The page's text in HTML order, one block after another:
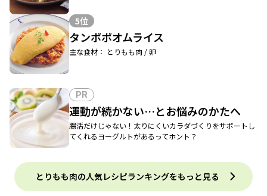
5位
タンポポオムライス
主な食材： とりもも肉 / 卵
PR
運動が続かない…とお悩みのかたへ
腸活だけじゃない！太りにくいカラダづくりをサポートし
てくれるヨーグルトがあるってホント？
とりもも肉の人気レシピランキングをもっと見る